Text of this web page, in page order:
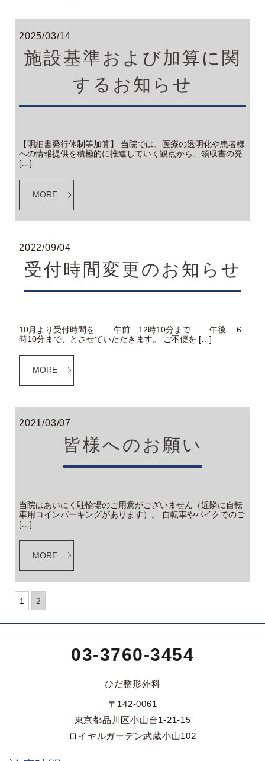
2025/03/14
施設基準および加算に関
するお知らせ
【明細書発行体制等加算】 当院では、医療の透明化や患者様
への情報提供を積極的に推進していく観点から、領収書の発
[…]
MORE
2022/09/04
受付時間変更のお知らせ
10月より受付時間を 午前 12時10分まで 午後 6
時10分まで、とさせていただきます。 ご不便を […]
MORE
2021/03/07
皆様へのお願い
当院はあいにく駐輪場のご用意がございません（近隣に自転
車用コインパーキングがあります）。 自転車やバイクでのご
[…]
MORE
1 2
03-3760-3454
ひだ整形外科
〒142-0061
東京都品川区小山台1-21-15
ロイヤルガーデン武蔵小山102